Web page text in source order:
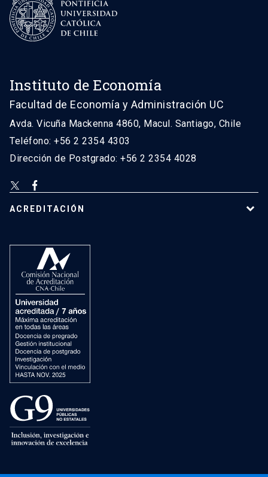
Instituto de Economía
Facultad de Economía y Administración UC
Avda. Vicuña Mackenna 4860, Macul. Santiago, Chile
Teléfono: +56 2 2354 4303
Dirección de Postgrado: +56 2 2354 4028
ACREDITACIÓN